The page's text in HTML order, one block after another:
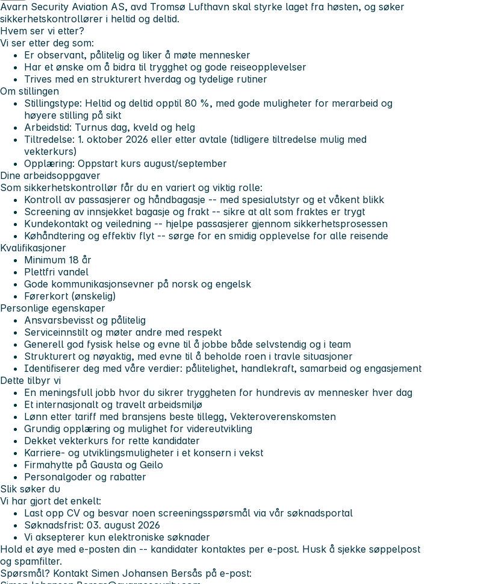
Avarn Security Aviation AS, avd Tromsø Lufthavn skal styrke laget fra høsten, og søker
sikkerhetskontrollører i heltid og deltid.
Hvem ser vi etter?
Vi ser etter deg som:
Er observant, pålitelig og liker å møte mennesker
Har et ønske om å bidra til trygghet og gode reiseopplevelser
Trives med en strukturert hverdag og tydelige rutiner
Om stillingen
Stillingstype: Heltid og deltid opptil 80 %, med gode muligheter for merarbeid og
høyere stilling på sikt
Arbeidstid: Turnus dag, kveld og helg
Tiltredelse: 1. oktober 2026 eller etter avtale (tidligere tiltredelse mulig med
vekterkurs)
Opplæring: Oppstart kurs august/september
Dine arbeidsoppgaver
Som sikkerhetskontrollør får du en variert og viktig rolle:
Kontroll av passasjerer og håndbagasje -- med spesialutstyr og et våkent blikk
Screening av innsjekket bagasje og frakt -- sikre at alt som fraktes er trygt
Kundekontakt og veiledning -- hjelpe passasjerer gjennom sikkerhetsprosessen
Køhåndtering og effektiv flyt -- sørge for en smidig opplevelse for alle reisende
Kvalifikasjoner
Minimum 18 år
Plettfri vandel
Gode kommunikasjonsevner på norsk og engelsk
Førerkort (ønskelig)
Personlige egenskaper
Ansvarsbevisst og pålitelig
Serviceinnstilt og møter andre med respekt
Generell god fysisk helse og evne til å jobbe både selvstendig og i team
Strukturert og nøyaktig, med evne til å beholde roen i travle situasjoner
Identifiserer deg med våre verdier: pålitelighet, handlekraft, samarbeid og engasjement
Dette tilbyr vi
En meningsfull jobb hvor du sikrer tryggheten for hundrevis av mennesker hver dag
Et internasjonalt og travelt arbeidsmiljø
Lønn etter tariff med bransjens beste tillegg, Vekteroverenskomsten
Grundig opplæring og mulighet for videreutvikling
Dekket vekterkurs for rette kandidater
Karriere- og utviklingsmuligheter i et konsern i vekst
Firmahytte på Gausta og Geilo
Personalgoder og rabatter
Slik søker du
Vi har gjort det enkelt:
Last opp CV og besvar noen screeningsspørsmål via vår søknadsportal
Søknadsfrist: 03. august 2026
Vi aksepterer kun elektroniske søknader
Hold et øye med e-posten din -- kandidater kontaktes per e-post. Husk å sjekke søppelpost
og spamfilter.
Spørsmål? Kontakt Simen Johansen Bersås på e-post: